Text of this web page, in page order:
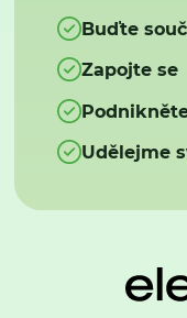
Buďte
Zapojte se
Udělejme